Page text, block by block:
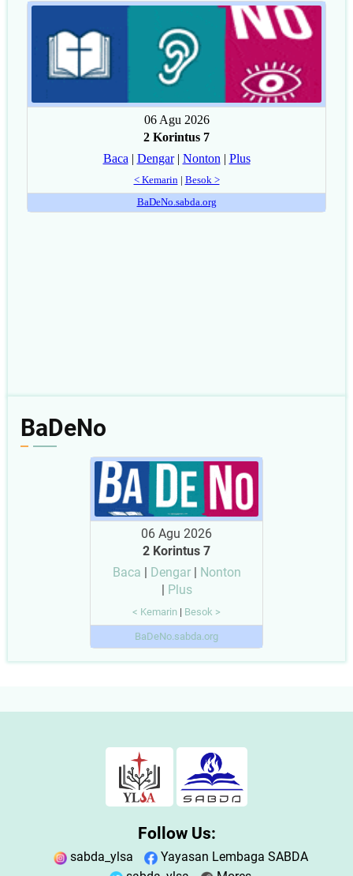
BaDeNo
06 Agu 2026
2 Korintus 7
Baca | Dengar| Nonton
| Plus
< Kemarin | Besok >
BaDeNo.sabda.org
Follow Us:
sabda_ylsa
Yayasan Lembaga SABDA